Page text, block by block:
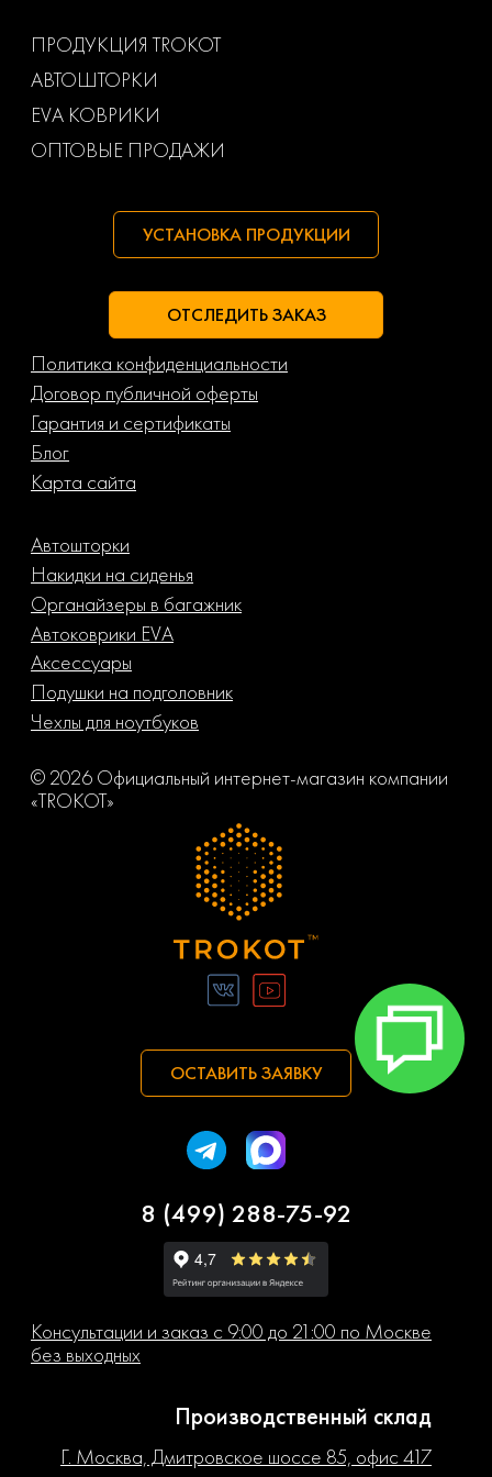
Маз
ПРОДУКЦИЯ TROKOT
АВТОШТОРКИ
EVA КОВРИКИ
ОПТОВЫЕ ПРОДАЖИ
УСТАНОВКА ПРОДУКЦИИ
ОТСЛЕДИТЬ ЗАКАЗ
Политика конфиденциальности
Договор публичной оферты
Гарантия и сертификаты
Блог
Карта сайта
Автошторки
Накидки на сиденья
Органайзеры в багажник
Автоковрики EVA
Аксессуары
Подушки на подголовник
Чехлы для ноутбуков
© 2026 Официальный интернет-магазин компании
«TROKOT»
ОСТАВИТЬ ЗАЯВКУ
8 (499) 288-75-92
Консультации и заказ с 9:00 до 21:00 по Москве
без выходных
Производственный склад
Г. Москва, Дмитровское шоссе 85, офис 417